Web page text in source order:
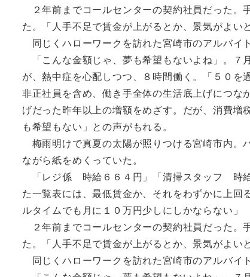
２年前までコールセンターの契約社員だった。
た。「人手不足で賃金が上がるとか、景気がよい
同じくハローワークを訪れた宮崎市のアルバイ
「こんな金額じゃ、夢も希望もないよね」。７
が、熱中症を心配しつつ、８時間働く。「５０を
非正社員を含め、働き手全体の生活底上げにつ
げだった昨年以上の増額をめざす。だが、消費
も希望もない」との声がもれる。
梅雨明けで真夏の太陽が照りつける宮崎市内。
ながら紙をめくっていた。
「レジ係 時給６６４円」「清掃スタッフ 時給
た一覧表には、最低賃金か、それをわずかに上
ルタイムでも月に１０万円少しにしかならない」
２年前までコールセンターの契約社員だった。
た。「人手不足で賃金が上がるとか、景気がよい
同じくハローワークを訪れた宮崎市のアルバイ